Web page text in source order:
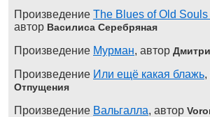
Произведение The Blues of Old
автор Василиса Серебряная
Произведение Мурман, автор
Произведение Или ещё какая блажь,
Отпущения
Произведение Вальгалла, автор